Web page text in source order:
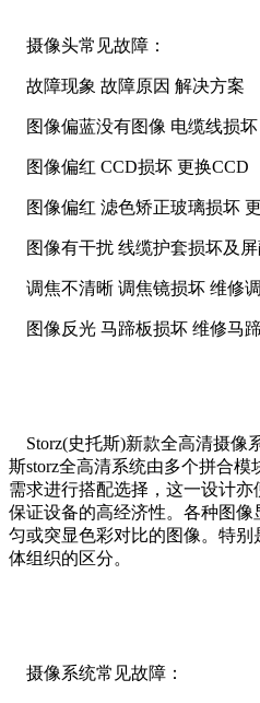
摄像头常见故障：
故障现象 故障原因 解决方案
图像偏蓝没有图像 电缆线损
图像偏红 CCD损坏 更换CCD
图像偏红 滤色矫正玻璃损坏
图像有干扰 线缆护套损坏及
调焦不清晰 调焦镜损坏 维修
图像反光 马蹄板损坏 维修马
Storz(史托斯)新款全高清摄像
斯storz全高清系统由多个拼合
需求进行搭配选择，这一设计亦
保证设备的高经济性。各种图
匀或突显色彩对比的图像。特别
体组织的区分。
摄像系统常见故障：